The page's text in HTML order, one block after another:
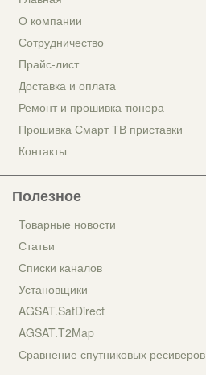
О компании
Сотрудничество
Прайс-лист
Доставка и оплата
Ремонт и прошивка тюнера
Прошивка Смарт ТВ приставки
Контакты
Полезное
Товарные новости
Статьи
Списки каналов
Установщики
AGSAT.SatDirect
AGSAT.T2Map
Сравнение спутниковых ресиверов